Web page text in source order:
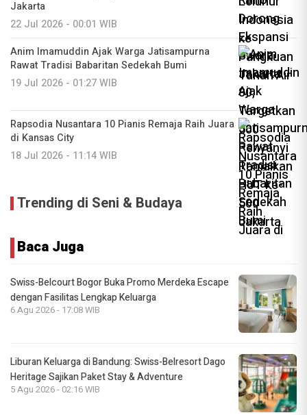
Jakarta
22 Jul 2026 - 00:01 WIB
Anim Imamuddin Ajak Warga Jatisampurna
Rawat Tradisi Babaritan Sedekah Bumi
19 Jul 2026 - 01:27 WIB
Rapsodia Nusantara 10 Pianis Remaja Raih Juara
di Kansas City
18 Jul 2026 - 11:14 WIB
Trending di Seni & Budaya
Baca Juga
Swiss-Belcourt Bogor Buka Promo Merdeka Escape
dengan Fasilitas Lengkap Keluarga
6 Agu 2026 - 17:08 WIB
Liburan Keluarga di Bandung: Swiss-Belresort Dago
Heritage Sajikan Paket Stay & Adventure
5 Agu 2026 - 02:16 WIB